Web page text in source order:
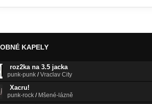
KAPELY
roz2ka na 3.5 jacka
punk-punk /Vraclav City
Xacru!
punk-rock / Mšené-lázně